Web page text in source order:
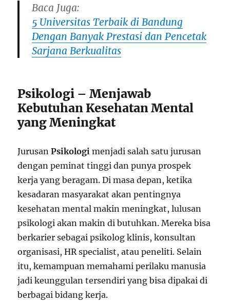
Baca Juga:
5 Universitas Terbaik di Bandung
Dengan Banyak Prestasi dan Pencetak
Sarjana Berkualitas
Psikologi – Menjawab
Kebutuhan Kesehatan Mental
yang Meningkat
JurusanPsikologi menjadi salah satu jurusan
dengan peminat tinggi dan punya prospek
kerja yang beragam. Di masa depan, ketika
kesadaran masyarakat akan pentingnya
kesehatan mental makin meningkat, lulusan
psikologi akan makin di butuhkan. Mereka bisa
berkarier sebagai psikolog klinis, konsultan
organisasi, HR specialist, atau peneliti. Selain
itu, kemampuan memahami perilaku manusia
jadi keunggulan tersendiri yang bisa dipakai di
berbagai bidang kerja.